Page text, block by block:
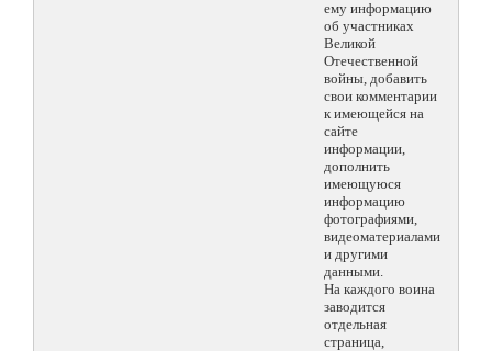
ему информацию
об участниках
Великой
Отечественной
войны, добавить
свои комментарии
к имеющейся на
сайте
информации,
дополнить
имеющуюся
информацию
фотографиями,
видеоматериалами
и другими
данными.
На каждого воина
заводится
отдельная
страница,